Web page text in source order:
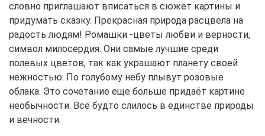
словно приглашают вписаться в сюжет картины и
придумать сказку. Прекрасная природа расцвела на
радость людям! Ромашки -цветы любви и верности,
символ милосердия. Они самые лучшие среди
полевых цветов, так как украшают планету своей
нежностью. По голубому небу плывут розовые
облака. Это сочетание еще больше придаёт картине
необычности. Всё будто слилось в единстве природы
и вечности.